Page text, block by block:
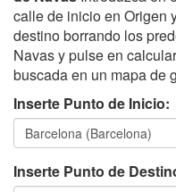
calle de inicio en Origen
destino borrando los
Navas y pulse en
buscada en un mapa de
Inserte Punto de Inicio:
Inserte Punto de